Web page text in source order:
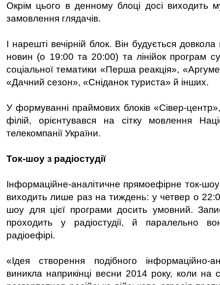
Окрім цього в денному блоці досі виходить
замовлення глядачів.
І нарешті вечірній блок. Він будується довкола
новин (о 19:00 та 20:00) та лінійок програм
соціальної тематики «Перша реакція»,
«Дачний сезон», «Сніданок туриста» й інших.
У формуванні праймових блоків «Сівер-центр»,
філій, орієнтувався на сітку мовлення
телекомпанії України.
Ток-шоу з радіостудії
Інформаційне-аналітичне прямоефірне ток-
виходить лише раз на тиждень: у четвер о
шоу для цієї програми досить умовний. Запис
проходить у радіостудії, й паралельно
радіоефірі.
«Ідея створення подібного інформаційно-
виникла наприкінці весни 2014 року, коли на